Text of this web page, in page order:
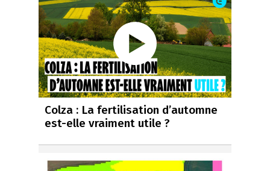
Colza : La fertilisation d’automne
est-elle vraiment utile ?